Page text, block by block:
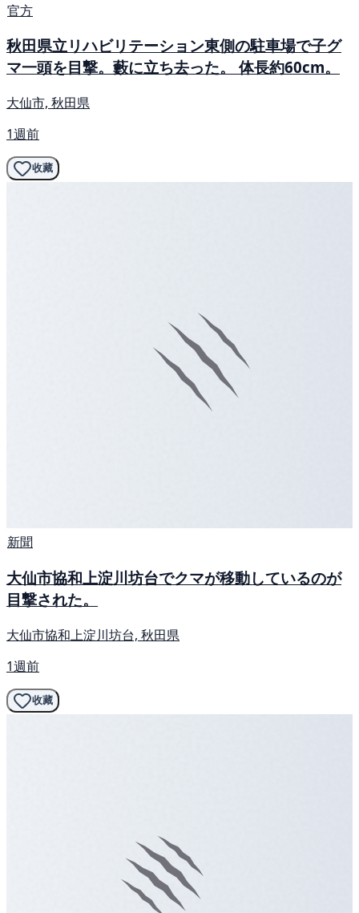
官方
秋田県立リハビリテーション東側の駐車場で子グ
マ一頭を目撃。藪に立ち去った。 体長約60cm。
大仙市, 秋田県
1週前
收藏
新聞
大仙市協和上淀川坊台でクマが移動しているのが
目撃された。
大仙市協和上淀川坊台, 秋田県
1週前
收藏